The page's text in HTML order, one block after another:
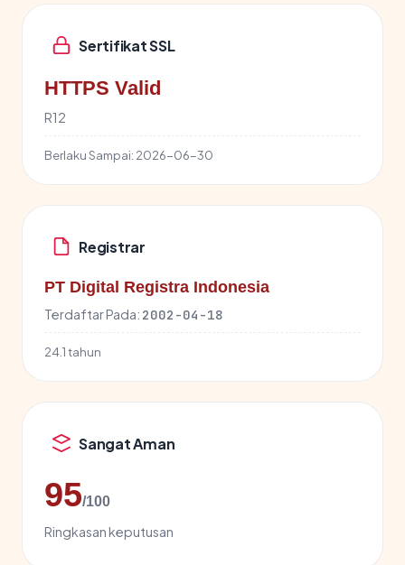
Sertifikat SSL
HTTPS Valid
R12
Berlaku Sampai: 2026-06-30
Registrar
PT Digital Registra Indonesia
Terdaftar Pada: 2002-04-18
24.1 tahun
Sangat Aman
95/100
Ringkasan keputusan